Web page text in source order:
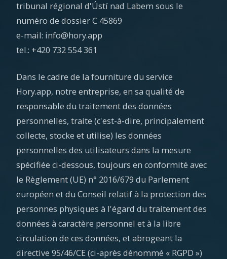
tribunal régional d'Ústí nad Labem sous le
numéro de dossier C 45869
e-mail: info@hory.app
tel.: +420 732 554 361
Dans le cadre de la fourniture du service
Hory.app, notre entreprise, en sa qualité de
responsable du traitement des données
personnelles, traite (c'est-à-dire, principalement
collecte, stocke et utilise) les données
personnelles des utilisateurs dans la mesure
spécifiée ci-dessous, toujours en conformité avec
le Règlement (UE) n° 2016/679 du Parlement
européen et du Conseil relatif à la protection des
personnes physiques à l'égard du traitement des
données à caractère personnel et à la libre
circulation de ces données, et abrogeant la
directive 95/46/CE (ci-après dénommé « RGPD »)